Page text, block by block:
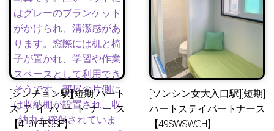
[シンチョン駅][短期]ハート
ステイパートナース
【410YEESSE】
[ソンシン女大入口駅][短期]
ハートステイパートナース
【49SWSWGH】